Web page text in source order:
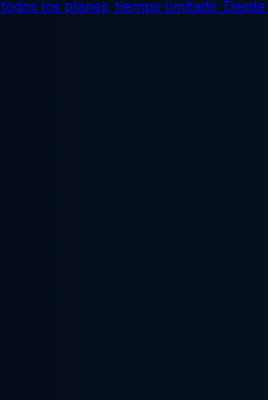
todos los planes, tiempo limitado. Desde